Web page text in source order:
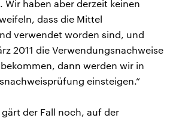
haben aber derzeit keinen
dass die Mittel
verwendet worden sind, und
2011 die Verwendungsnachweise
dann werden wir in
einsteigen.“
der Fall noch, auf der